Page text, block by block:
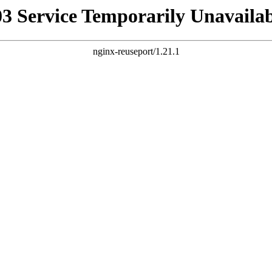
Service Temporarily
nginx-reuseport/1.21.1